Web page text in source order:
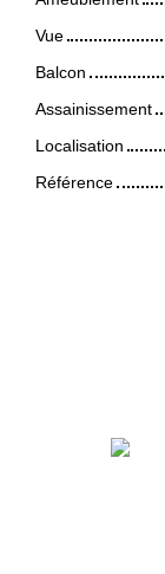
Vue
Balcon
Assainissement
Localisation
Référence